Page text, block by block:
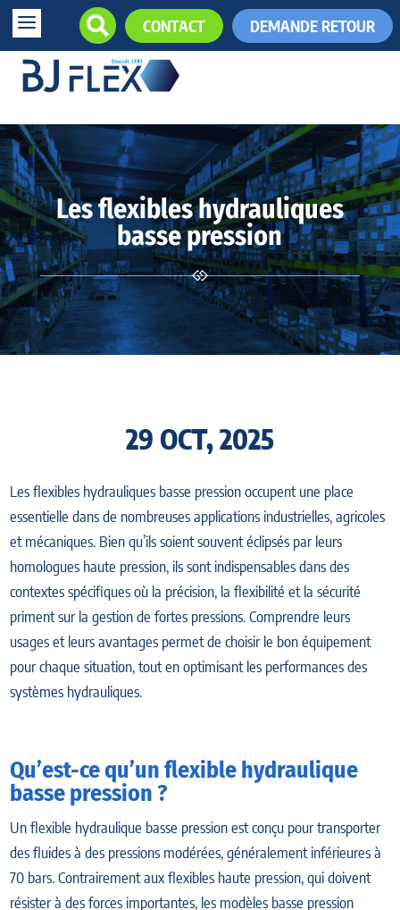
a  CONTACT DEMANDE RETOUR
Les flexibles hydrauliques
basse pression

29 OCT, 2025
Les flexibles hydrauliques basse pression occupent une place
essentielle dans de nombreuses applications industrielles, agricoles
et mécaniques. Bien qu’ils soient souvent éclipsés par leurs
homologues haute pression, ils sont indispensables dans des
contextes spécifiques où la précision, la flexibilité et la sécurité
priment sur la gestion de fortes pressions. Comprendre leurs
usages et leurs avantages permet de choisir le bon équipement
pour chaque situation, tout en optimisant les performances des
systèmes hydrauliques.
Qu’est-ce qu’un flexible hydraulique
basse pression ?
Un flexible hydraulique basse pression est conçu pour transporter
des fluides à des pressions modérées, généralement inférieures à
70 bars. Contrairement aux flexibles haute pression, qui doivent
résister à des forces importantes, les modèles basse pression